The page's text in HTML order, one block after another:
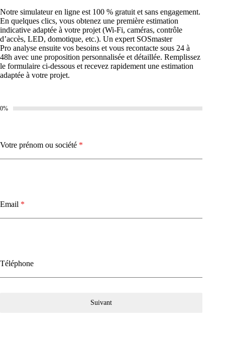
Notre simulateur en ligne est 100 % gratuit et sans engagement.
En quelques clics, vous obtenez une première estimation
indicative adaptée à votre projet (Wi-Fi, caméras, contrôle
d’accès, LED, domotique, etc.). Un expert SOSmaster
Pro analyse ensuite vos besoins et vous recontacte sous 24 à
48h avec une proposition personnalisée et détaillée. Remplissez
le formulaire ci-dessous et recevez rapidement une estimation
adaptée à votre projet.
0%
Votre prénom ou société *
Email *
Téléphone
Suivant